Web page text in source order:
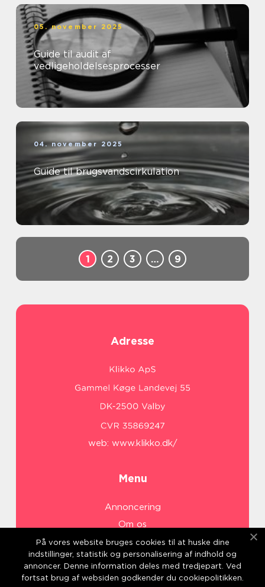
05. november 2025
Guide til audit af
vedligeholdelsesprocesser
04. november 2025
Guide til brugsvandscirkulation
1 2 3 … 9
Adresse
web: www.klikko.dk/
Menu
Annoncering
Om os
Cookies
Kontakt os
Sitemap
På vores website bruges cookies til at huske dine
indstillinger, statistik og personalisering af indhold og
annoncer. Denne information deles med tredjepart. Ved
fortsat brug af websiden godkender du cookiepolitikken.